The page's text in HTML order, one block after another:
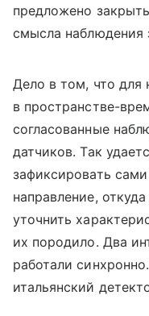
предложено
смысла наблюдения
Дело в том, что для
в пространстве-
согласованные
датчиков. Так
зафиксировать
направление,
уточнить
их породило. Два
работали
итальянский